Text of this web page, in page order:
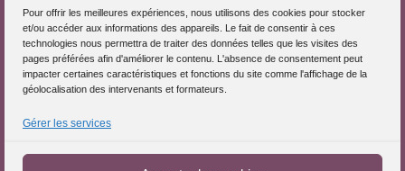
Pour offrir les meilleures expériences, nous utilisons des cookies pour stocker
et/ou accéder aux informations des appareils. Le fait de consentir à ces
technologies nous permettra de traiter des données telles que les visites des
pages préférées afin d'améliorer le contenu. L'absence de consentement peut
impacter certaines caractéristiques et fonctions du site comme l'affichage de la
géolocalisation des intervenants et formateurs.
Gérer les services
Marie Pere -Analyse des pratiques
professionnelles-Formatrice